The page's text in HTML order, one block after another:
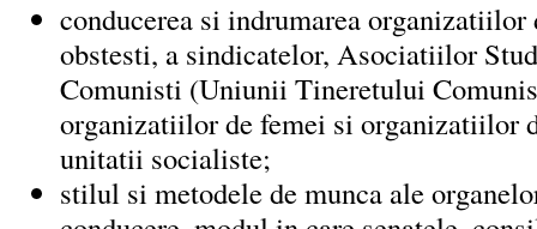
conducerea si indrumarea organizatiilor
obstesti, a sindicatelor, Asociatiilor
Comunisti (Uniunii Tineretului
organizatiilor de femei si organizatiilor
unitatii socialiste;
stilul si metodele de munca ale